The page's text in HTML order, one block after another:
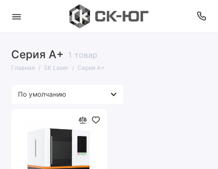
Серия A+ 1 товар
Главная SK Laser Серия A+